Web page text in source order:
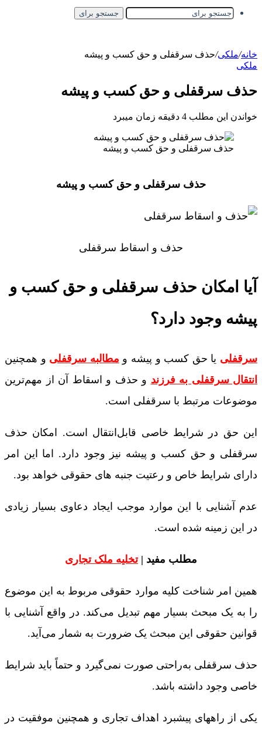
جستجو برای
خانه/ملکی/حذف سرقفلی و حق کسب و پیشه
ملکی
حذف سرقفلی و حق کسب و پیشه
خواندن این مطلب 4 دقیقه زمان میبرد
حذف سرقفلی و حق کسب و پیشه
حذف سرقفلی و حق کسب و پیشه
حذف و اسقاط سرقفلی
آیا امکان حذف سرقفلی و حق کسب و
پیشه وجود دارد؟
سرقفلی یا حق کسب و پیشه و مطالبه سرقفلی و همچنین
انتقال سرقفلی به فرزند و حذف و اسقاط آن از مهم‌ترین
موضوعات مرتبط با سرقفلی است.
این حق در شرایط خاصی قابل‌انتقال است. امکان حذف
سرقفلی و حق کسب و پیشه نیز وجود دارد. اما این امر
دارای شرایط خاص و رعتیت جنبه های حقوقی خواهد بود.
عدم آشنایی با این موارد موجب ایجاد دعاوی بسیار زیادی
در این زمینه شده است.
مطلب مفید |تخلیه ملک تجاری
همین امر شناخت کلیه موارد حقوقی مربوط به این موضوع
را به یک مبحث بسیار مهم تبدیل می‌‌کند. در واقع آشنایی با
قوانین حقوقی این مبحث یک ضرورت به شمار می‌آيد.
حذف سرقفلی به‌راحتی صورت نمی‌گیرد و حتماً باید شرایط
خاصی وجود داشته باشد.
یکی از راههای پیشبرد اهداف تجاری و همچنین موفقیت در